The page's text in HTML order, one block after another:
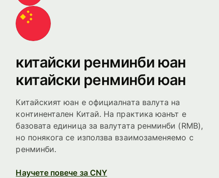
китайски ренминби юан
китайски ренминби юан
Китайският юан е официалната валута на
континентален Китай. На практика юанът е
базовата единица за валутата ренминби (RMB),
но понякога се използва взаимозаменяемо с
ренминби.
Научете повече за CNY